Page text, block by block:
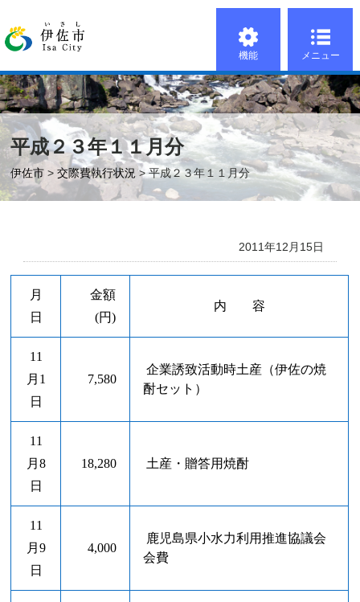
機能 メニュー
平成２３年１１月分
伊佐市 >交際費執行状況 > 平成２３年１１月分
2011年12月15日
月
日
金額
(円)
内 容
11
月1
日
7,580
企業誘致活動時土産（伊佐の焼
酎セット）
11
月8
日
18,280 土産・贈答用焼酎
11
月9
日
4,000
鹿児島県小水力利用推進協議会
会費